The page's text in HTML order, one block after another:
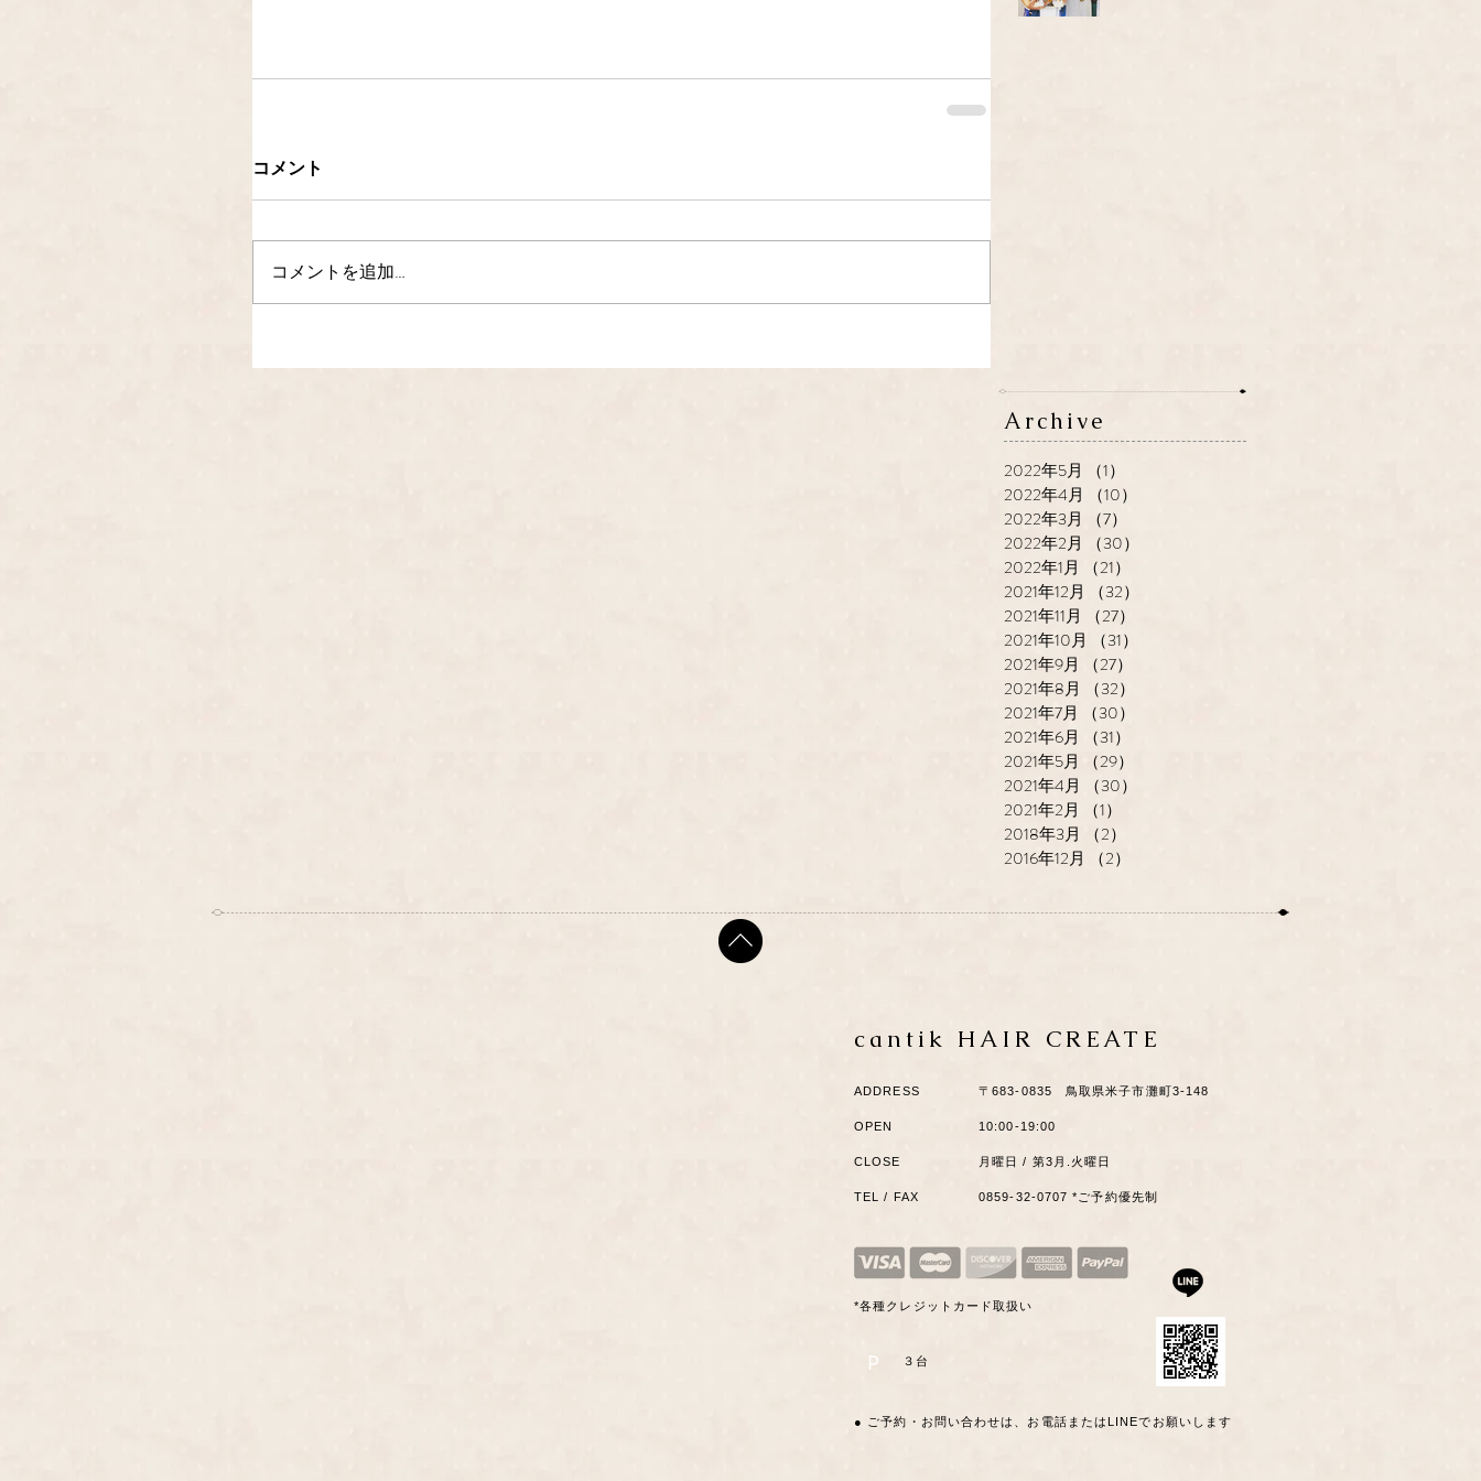
コメント
コメントを追加…
Archive
2022年5月 （1）
2022年4月
（10）
2022年3月
（7）
2022年2月
（30）
2022年1月
（21）
2021年12月
（32）
2021年11月
（27）
2021年10月
（31）
2021年9月
（27）
2021年8月
（32）
2021年7月
（30）
2021年6月
（31）
2021年5月
（29）
2021年4月
（30）
2021年2月
（1）
2018年3月
（2）
2016年12月
（2）
cantik HAIR CREATE
ADDRESS ​〒683-0835 鳥取県米子市灘町3-148
OPEN 10:00-19:00
CLOSE 月曜日 / 第3月.火曜日
TEL / FAX 0859-32-0707 *ご予約優先制
*各種クレジットカード取扱い
P ​３台
● ご予約・お問い合わせは、お電話またはLINEでお願いします